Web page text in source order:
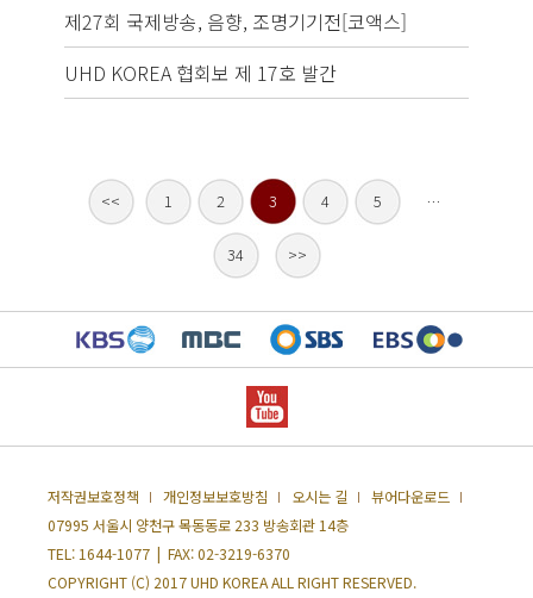
제27회 국제방송, 음향, 조명기기전[코액스]
UHD KOREA 협회보 제 17호 발간
<< 1 2 3 4 5 …
34 >>
저작권보호정책 개인정보보호방침 오시는 길
뷰어다운로드
07995 서울시 양천구 목동동로 233 방송회관 14층
TEL:1644-1077 | FAX: 02-3219-6370
COPYRIGHT (C) 2017 UHD KOREA ALL RIGHT RESERVED.